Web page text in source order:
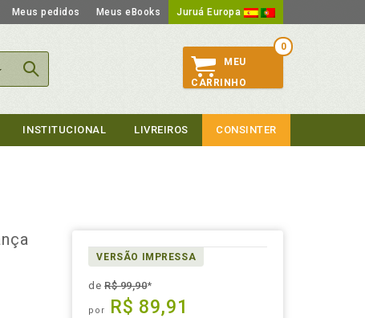
Meus pedidos Meus eBooks Juruá Europa
0
MEU
CARRINHO
INSTITUCIONAL LIVREIROS CONSINTER
VERSÃO IMPRESSA
deR$ 99,90*
por R$ 89,91